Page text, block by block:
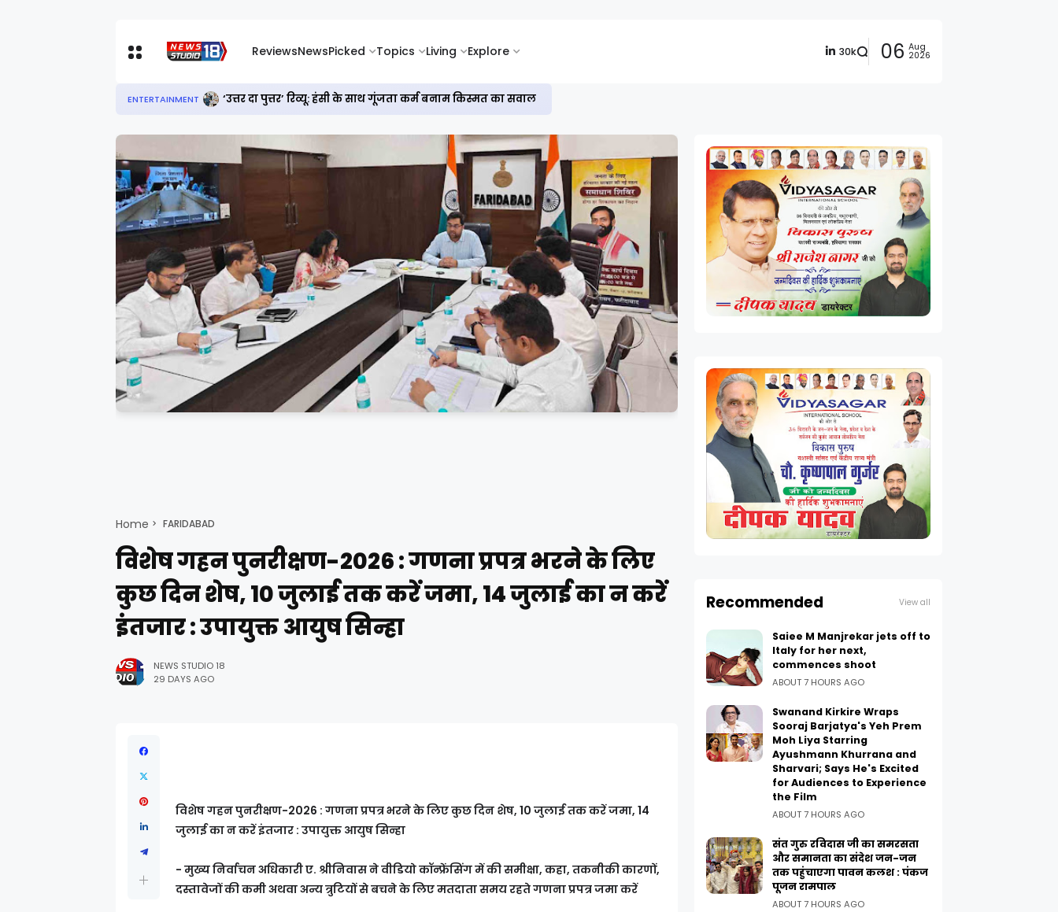
ReviewsNewsPicked Topics Living Explore 30k 06 Aug
2026
ENTERTAINMENT ‘उत्तर दा पुत्तर’ रिव्यू: हंसी के साथ गूंजता कर्म बनाम किस्मत का सवाल
Home FARIDABAD
विशेष गहन पुनरीक्षण-2026 : गणना प्रपत्र भरने के लिए
कुछ दिन शेष, 10 जुलाई तक करें जमा, 14 जुलाई का न करें
इंतजार : उपायुक्त आयुष सिन्हा
NEWS STUDIO 18
29 DAYS AGO
विशेष गहन पुनरीक्षण-2026 : गणना प्रपत्र भरने के लिए कुछ दिन शेष, 10 जुलाई तक करें जमा, 14
जुलाई का न करें इंतजार : उपायुक्त आयुष सिन्हा
- मुख्य निर्वाचन अधिकारी ए. श्रीनिवास ने वीडियो कॉन्फ्रेंसिंग में की समीक्षा, कहा, तकनीकी कारणों,
दस्तावेजों की कमी अथवा अन्य त्रुटियों से बचने के लिए मतदाता समय रहते गणना प्रपत्र जमा करें
Recommended View all
Saiee M Manjrekar jets off to
Italy for her next,
commences shoot
ABOUT 7 HOURS AGO
Swanand Kirkire Wraps
Sooraj Barjatya's Yeh Prem
Moh Liya Starring
Ayushmann Khurrana and
Sharvari; Says He's Excited
for Audiences to Experience
the Film
ABOUT 7 HOURS AGO
संत गुरु रविदास जी का समरसता
और समानता का संदेश जन-जन
तक पहुंचाएगा पावन कलश : पंकज
पूजन रामपाल
ABOUT 7 HOURS AGO